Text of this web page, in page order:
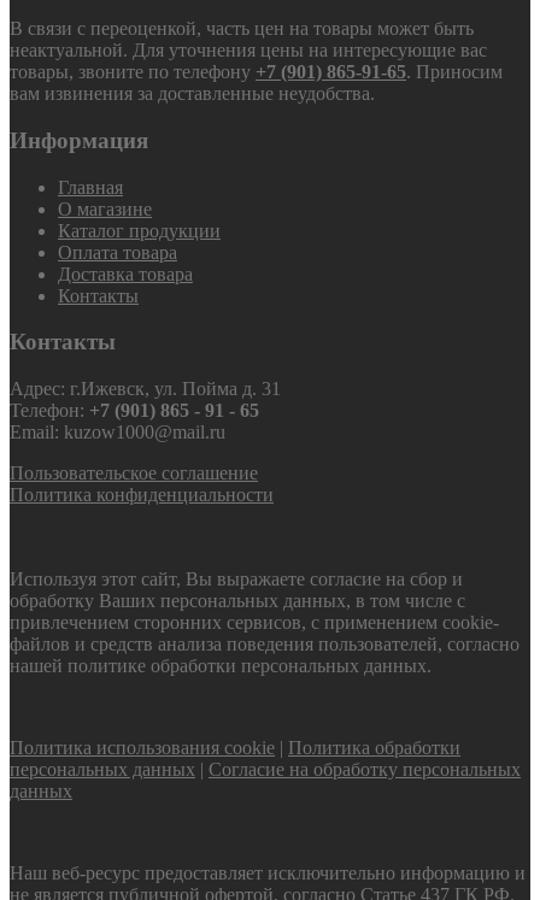
В связи с переоценкой, часть цен на товары может быть
неактуальной. Для уточнения цены на интересующие вас
товары, звоните по телефону +7 (901) 865-91-65. Приносим
вам извинения за доставленные неудобства.
Информация
Главная
О магазине
Каталог продукции
Оплата товара
Доставка товара
Контакты
Контакты
Адрес: г.Ижевск, ул. Пойма д. 31
Телефон: +7 (901) 865 - 91 - 65
Email: kuzow1000@mail.ru
Пользовательское соглашение
Политика конфиденциальности
Используя этот сайт, Вы выражаете согласие на сбор и
обработку Ваших персональных данных, в том числе с
привлечением сторонних сервисов, с применением cookie-
файлов и средств анализа поведения пользователей, согласно
нашей политике обработки персональных данных.
Политика использования cookie | Политика обработки
персональных данных | Согласие на обработку персональных
данных
Наш веб-ресурс предоставляет исключительно информацию и
не является публичной офертой, согласно Статье 437 ГК РФ.